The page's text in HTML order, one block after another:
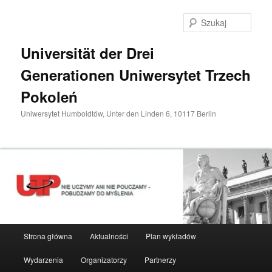
Universität der Drei
Generationen Uniwersytet Trzech
Pokoleń
Uniwersytet Humboldtów, Unter den Linden 6, 10117 Berlin
Strona główna Aktualności Plan wykładów
Wydarzenia Organizatorzy Partnerzy